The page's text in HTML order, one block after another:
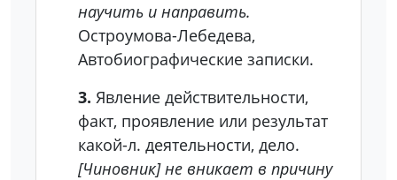
научить и направить.
Остроумова-Лебедева,
Автобиографические записки.
3. Явление действительности,
факт, проявление или результат
какой-л. деятельности, дело.
[Чиновник] не вникает в причину